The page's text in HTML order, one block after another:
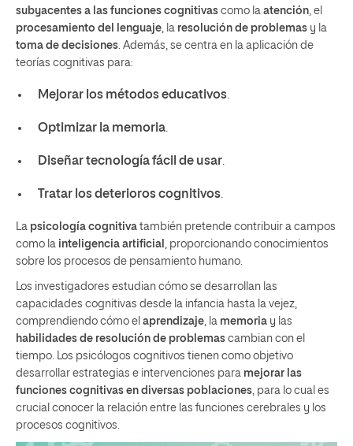
subyacentes a las funciones cognitivas como la atención , el
procesamiento del lenguaje , la resolución de problemas y la
toma de decisiones . Además, se centra en la aplicación de
teorías cognitivas para:
Mejorar los métodos educativos.
Optimizar la memoria.
Diseñar tecnología fácil de usar.
Tratar los deterioros cognitivos.
La psicología cognitiva también pretende contribuir a campos
como la inteligencia artificial
, proporcionando conocimientos
sobre los procesos de pensamiento humano.
Los investigadores estudian cómo se desarrollan las
capacidades cognitivas desde la infancia hasta la vejez,
comprendiendo cómo el aprendizaje , la memoria y las
habilidades de resolución de problemas cambian con el
tiempo. Los psicólogos cognitivos tienen como objetivo
desarrollar estrategias e intervenciones para mejorar las
funciones cognitivas en diversas poblaciones , para lo cual es
crucial conocer la relación entre las funciones cerebrales y los
procesos cognitivos.